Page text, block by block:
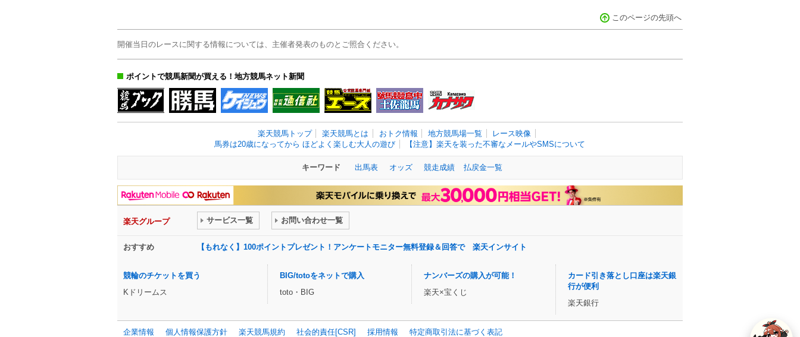
このページの先頭へ
開催当日のレースに関する情報については、主催者発表のものとご照合ください。
ポイントで競馬新聞が買える！地方競馬ネット新聞
楽天競馬トップ 楽天競馬とは おトク情報 地方競馬場一覧
レース映像
馬券は20歳になってから ほどよく楽しむ大人の遊び
【注意】楽天を装った不審なメールやSMSについて
キーワード 出馬表 オッズ 競走成績 払戻金一覧
楽天グループ サービス一覧 お問い合わせ一覧
おすすめ 【もれなく】100ポイントプレゼント！アンケートモニター無料登録＆回答で 楽天インサイト
競輪のチケットを買う
Kドリームス
BIG/totoをネットで購入
toto・BIG
ナンバーズの購入が可能！
楽天×宝くじ
カード引き落とし口座は楽天銀
行が便利
楽天銀行
企業情報 個人情報保護方針 楽天競馬規約 社会的責任[CSR] 採用情報 特定商取引法に基づく表記